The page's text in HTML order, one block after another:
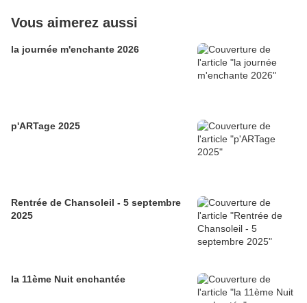
Vous aimerez aussi
la journée m'enchante 2026
p'ARTage 2025
Rentrée de Chansoleil - 5 septembre
2025
la 11ème Nuit enchantée